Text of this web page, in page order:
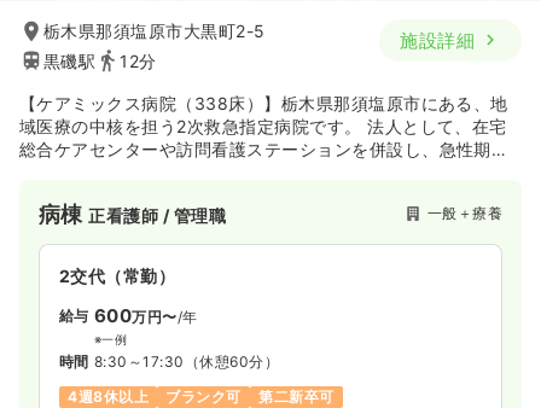
栃木県那須塩原市大黒町2-5
黒磯駅
12分
施設詳細
【ケアミックス病院（338床）】栃木県那須塩原市にある、地
域医療の中核を担う2次救急指定病院です。 法人として、在宅
総合ケアセンターや訪問看護ステーションを併設し、急性期か
ターや透析センターも備え、専門性の高い治療を行っていま
す。
病棟正看護師 / 管理職 一般＋療養
2交代（常勤）
給与 600万円〜/年
※一例
時間 8:30～17:30 （休憩60分）
4週8休以上
ブランク可
第二新卒可